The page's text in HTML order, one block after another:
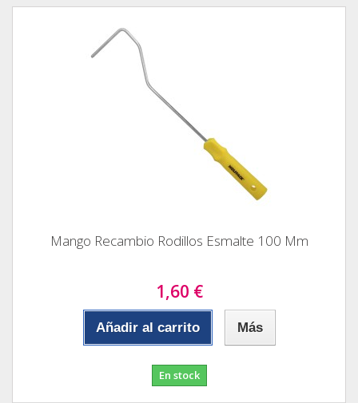
Mango Recambio Rodillos Esmalte 100 Mm
1,60 €
Añadir al carrito Más
En stock